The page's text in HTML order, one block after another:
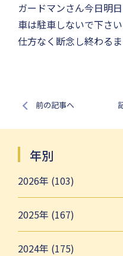
ガードマンさん今日明
車は駐車しないで下さい
仕方なく断念し終わる
前の記事へ
年別
2026年 (103)
2025年 (167)
2024年 (175)